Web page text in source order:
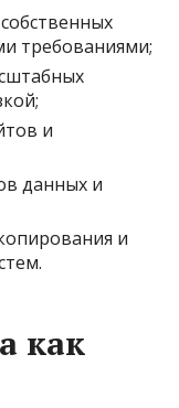
требованиями;
и
данных и
и
как